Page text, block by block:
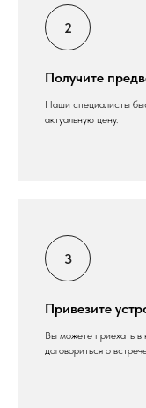
Получите
Наши специалисты
актуальную цену.
Привезите
Вы можете приехать
договориться о